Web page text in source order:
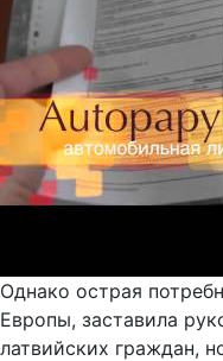
Однако острая
Европы, заставила
латвийских граждан,